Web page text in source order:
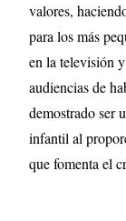
valores,
para los más
en la televisión
audiencias de
demostrado ser
infantil al
que fomenta el